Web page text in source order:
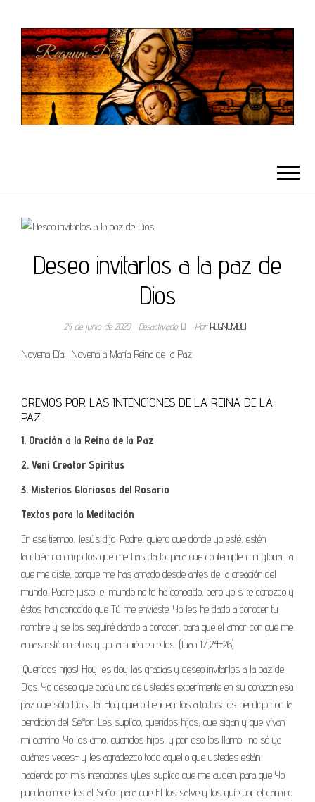
Deseo invitarlos a la paz de
Dios
24 de junio de 2020 Desactivado Por REGNUMDEI
Novena Día: Novena a María Reina de la Paz
OREMOS POR LAS INTENCIONES DE LA REINA DE LA
PAZ
1. Oración a la Reina de la Paz
2. Veni Creator Spiritus
3. Misterios Gloriosos del Rosario
Textos para la Meditación
En ese tiempo, Jesús dijo: Padre, quiero que donde yo esté, estén
también conmigo los que me has dado, para que contemplen mi gloria, la
que me diste, porque me has amado desde antes de la creación del
mundo. Padre justo, el mundo no te ha conocido, pero yo sí te conozco y
éstos han conocido que Tú me enviaste. Yo les he dado a conocer tu
nombre y se los seguiré dando a conocer, para que el amor con que me
amas esté en ellos y yo también en ellos. (Juan 17,24-26)
¡Queridos hijos! Hoy les doy las gracias y deseo invitarlos a la paz de
Dios. Yo deseo que cada uno de ustedes experimente en su corazón esa
paz que sólo Dios da. Hoy quiero bendecirlos a todos; los bendigo con la
bendición del Señor. Les suplico, queridos hijos, que sigan y que vivan
mi camino. Yo los amo, queridos hijos, y por eso los llamo -no sé ya
cuántas veces- y les agradezco todo aquello que ustedes están
haciendo por mis intenciones. yLes suplico que me auden, para que Yo
pueda ofrecerlos al Señor para que El los salve y los guíe por el camino